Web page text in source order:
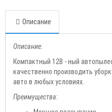
Описание
Описание:
Компактный 12В - ный
качественно производить
авто в любых условиях.
Преимущества: